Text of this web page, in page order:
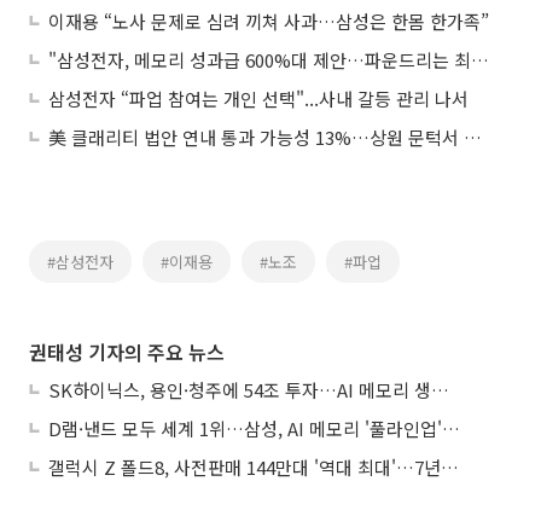
이재용 “노사 문제로 심려 끼쳐 사과…삼성은 한몸 한가족”
"삼성전자, 메모리 성과급 600%대 제안…파운드리는 최대 100%"
삼성전자 “파업 참여는 개인 선택"...사내 갈등 관리 나서
美 클래리티 법안 연내 통과 가능성 13%…상원 문턱서 제동
#삼성전자 #이재용 #노조 #파업
권태성 기자의 주요 뉴스
SK하이닉스, 용인·청주에 54조 투자…AI 메모리 생산기지 키운다
D램·낸드 모두 세계 1위…삼성, AI 메모리 '풀라인업'으로 승부
갤럭시 Z 폴드8, 사전판매 144만대 '역대 최대'…7년만에 갤노트10 기록 넘어